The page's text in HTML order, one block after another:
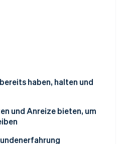
haben, halten und
und Anreize bieten, um